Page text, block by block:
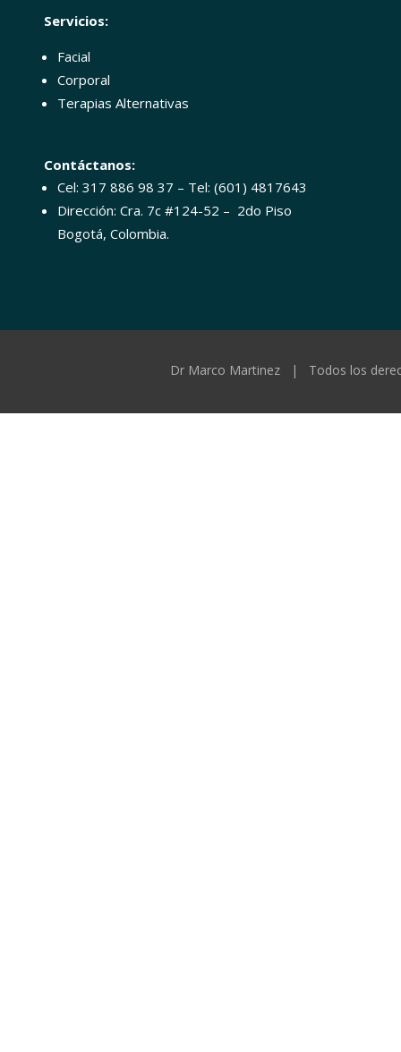
Servicios:
Facial
Corporal
Terapias Alternativas
Contáctanos:
Cel: 317 886 98 37 – Tel: (601) 4817643
Dirección: Cra. 7c #124-52 – 2do Piso
Bogotá, Colombia.
Dr Marco Martinez | Todos los